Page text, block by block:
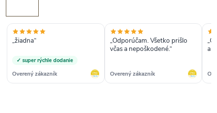
„žiadna“
✓ super rýchle dodanie
Overený zákazník
„Odporúčam. Všetko prišlo
včas a nepoškodené.“
Overený zákazník
a